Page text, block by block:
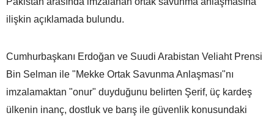
ilişkin açıklamada bulundu.
Cumhurbaşkanı Erdoğan ve Suudi Arabistan Veliaht Prensi
Bin Selman ile "Mekke Ortak Savunma Anlaşması"nı
imzalamaktan "onur" duyduğunu belirten Şerif, üç kardeş
ülkenin inanç, dostluk ve barış ile güvenlik konusundaki